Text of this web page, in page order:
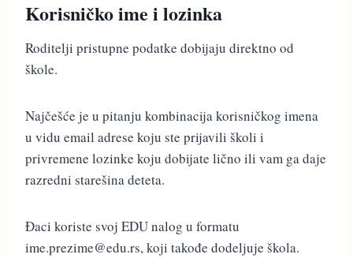
Korisničko ime i lozinka
Roditelji pristupne podatke dobijaju direktno od
škole.
Najčešće je u pitanju kombinacija korisničkog imena
u vidu email adrese koju ste prijavili školi i
privremene lozinke koju dobijate lično ili vam ga daje
razredni starešina deteta.
Đaci koriste svoj EDU nalog u formatu
ime.prezime@edu.rs, koji takođe dodeljuje škola.